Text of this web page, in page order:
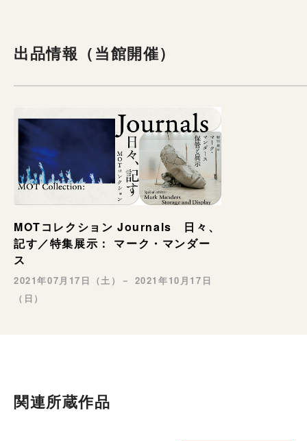
出品情報（当館開催）
MOTコレクション Journals 日々、
記す／特集展示： マーク・マンダー
ス
2021年07月17日（土）－ 2021年10月17日
（日）
関連所蔵作品